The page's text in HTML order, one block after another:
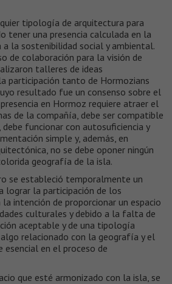
tipología de arquitectura para
tener una presencia calculada en la
la sostenibilidad social y ambiental.
de colaboración para la visión de
talleres de ideas
participación tanto de Hormozians
resultado fue un consenso sobre el
en Hormoz requiere atraer el
de la compañía, debe ser compatible
funcionar con autosuficiencia y
simple y, además, en
no se debe oponer ningún
geografía de la isla.
se estableció temporalmente un
lograr la participación de los
intención de proporcionar un espacio
culturales y debido a la falta de
aceptable y de una tipología
relacionado con la geografía y el
en el proceso de
que esté armonizado con la isla, se